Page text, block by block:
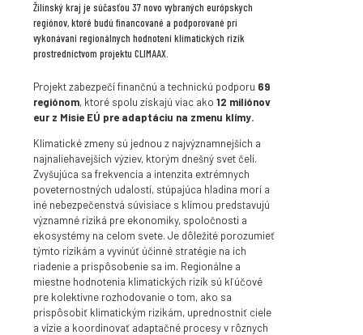
Žilinský kraj je súčasťou 37 novo vybraných európskych
regiónov, ktoré budú financované a podporované pri
vykonávaní regionálnych hodnotení klimatických rizík
prostredníctvom projektu CLIMAAX.
Projekt zabezpečí finančnú a technickú podporu 69
regiónom, ktoré spolu získajú viac ako 12 miliónov
eur z Misie EÚ pre adaptáciu na zmenu klímy.
Klimatické zmeny sú jednou z najvýznamnejších a
najnaliehavejších výziev, ktorým dnešný svet čelí.
Zvyšujúca sa frekvencia a intenzita extrémnych
poveternostných udalostí, stúpajúca hladina morí a
iné nebezpečenstvá súvisiace s klímou predstavujú
významné riziká pre ekonomiky, spoločnosti a
ekosystémy na celom svete. Je dôležité porozumieť
týmto rizikám a vyvinúť účinné stratégie na ich
riadenie a prispôsobenie sa im. Regionálne a
miestne hodnotenia klimatických rizík sú kľúčové
pre kolektívne rozhodovanie o tom, ako sa
prispôsobiť klimatickým rizikám, uprednostniť ciele
a vízie a koordinovať adaptačné procesy v rôznych